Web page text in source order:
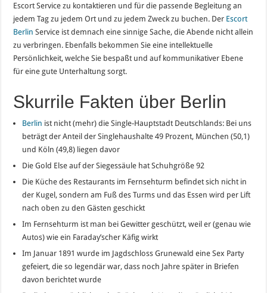
Escort Service zu kontaktieren und für die passende Begleitung an
jedem Tag zu jedem Ort und zu jedem Zweck zu buchen. Der Escort
Berlin Service ist demnach eine sinnige Sache, die Abende nicht allein
zu verbringen. Ebenfalls bekommen Sie eine intellektuelle
Persönlichkeit, welche Sie bespaßt und auf kommunikativer Ebene
für eine gute Unterhaltung sorgt.
Skurrile Fakten über Berlin
Berlin ist nicht (mehr) die Single-Hauptstadt Deutschlands: Bei uns
beträgt der Anteil der Singlehaushalte 49 Prozent, München (50,1)
und Köln (49,8) liegen davor
Die Gold Else auf der Siegessäule hat Schuhgröße 92
Die Küche des Restaurants im Fernsehturm befindet sich nicht in
der Kugel, sondern am Fuß des Turms und das Essen wird per Lift
nach oben zu den Gästen geschickt
Im Fernsehturm ist man bei Gewitter geschützt, weil er (genau wie
Autos) wie ein Faraday’scher Käfig wirkt
Im Januar 1891 wurde im Jagdschloss Grunewald eine Sex Party
gefeiert, die so legendär war, dass noch Jahre später in Briefen
davon berichtet wurde